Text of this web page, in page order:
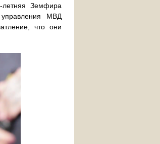
Земфира
управления МВД
что они